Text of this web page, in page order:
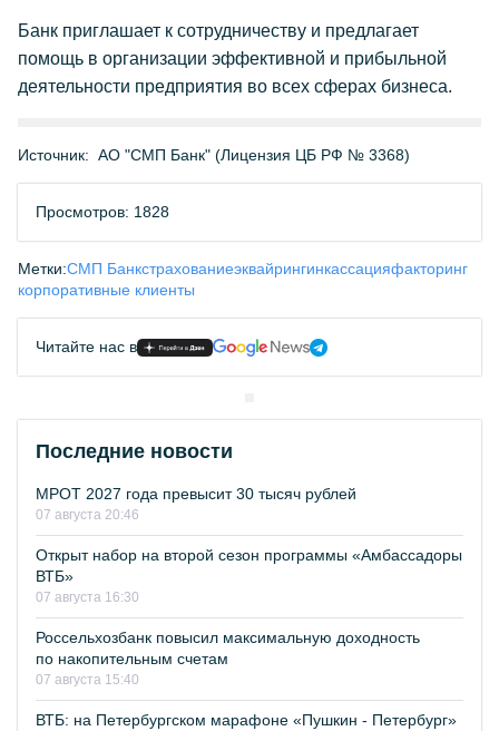
Банк приглашает к сотрудничеству и предлагает
помощь в организации эффективной и прибыльной
деятельности предприятия во всех сферах бизнеса.
Источник: АО "СМП Банк" (Лицензия ЦБ РФ № 3368)
Просмотров: 1828
Метки:СМП Банкстрахованиеэквайрингинкассацияфакторинг
корпоративные клиенты
Читайте нас в
Последние новости
МРОТ 2027 года превысит 30 тысяч рублей
07 августа 20:46
Открыт набор на второй сезон программы «Амбассадоры
ВТБ»
07 августа 16:30
Россельхозбанк повысил максимальную доходность
по накопительным счетам
07 августа 15:40
ВТБ: на Петербургском марафоне «Пушкин - Петербург»